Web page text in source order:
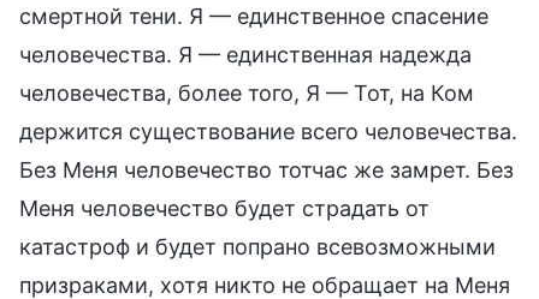
смертной тени. Я — единственное спасение
человечества. Я — единственная надежда
человечества, более того, Я — Тот, на Ком
держится существование всего человечества.
Без Меня человечество тотчас же замрет. Без
Меня человечество будет страдать от
катастроф и будет попрано всевозможными
призраками, хотя никто не обращает на Меня